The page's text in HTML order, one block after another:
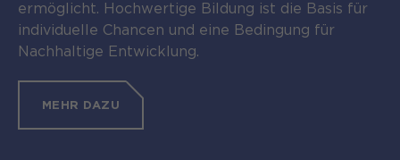
ermöglicht. Hochwertige Bildung ist die Basis für
individuelle Chancen und eine Bedingung für
Nachhaltige Entwicklung.
MEHR DAZU